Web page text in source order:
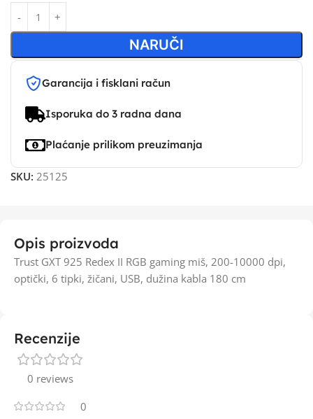
NARUČI
Garancija i fisklani račun
Isporuka do 3 radna dana
Plaćanje prilikom preuzimanja
SKU: 25125
Opis proizvoda
Trust GXT 925 Redex II RGB gaming miš, 200-10000 dpi,
optički, 6 tipki, žičani, USB, dužina kabla 180 cm
Recenzije
0 reviews
0